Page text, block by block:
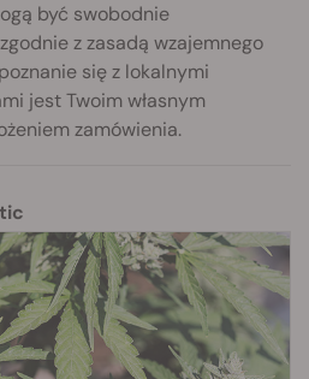
być swobodnie
z zasadą wzajemnego
się z lokalnymi
jest Twoim własnym
zamówienia.